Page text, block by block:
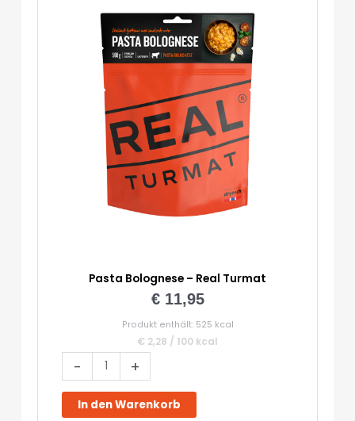
Pasta Bolognese – Real Turmat
€11,95
Produkt enthält: 525 kcal
€ 2,28 / 100 kcal
-
Bolognese
+
In den Warenkorb